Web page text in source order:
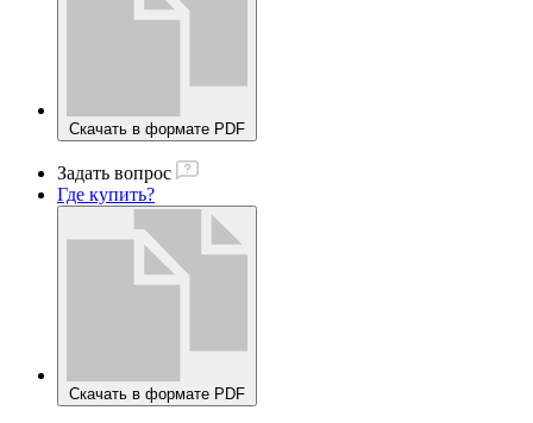
Скачать в формате PDF
Задать вопрос
Где купить?
Скачать в формате PDF